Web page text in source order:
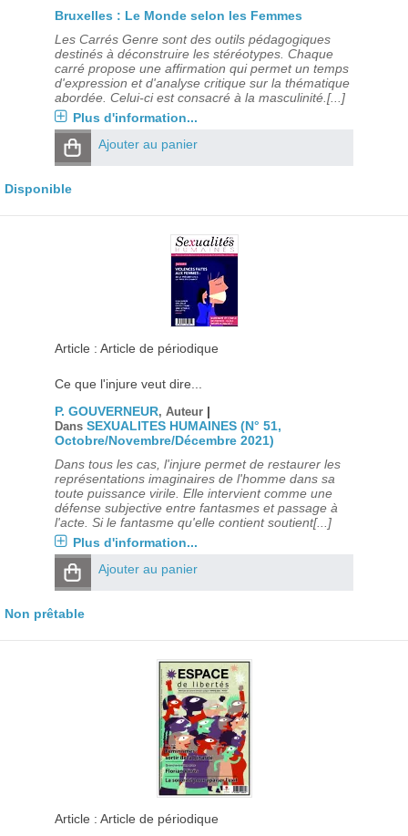
Bruxelles : Le Monde selon les Femmes
Les Carrés Genre sont des outils pédagogiques
destinés à déconstruire les stéréotypes. Chaque
carré propose une affirmation qui permet un temps
d'expression et d'analyse critique sur la thématique
abordée. Celui-ci est consacré à la masculinité.[...]
Plus d'information...
Ajouter au panier
Disponible
Article : Article de périodique
Ce que l'injure veut dire...
P. GOUVERNEUR, Auteur |
Dans SEXUALITES HUMAINES (N° 51,
Octobre/Novembre/Décembre 2021)
Dans tous les cas, l'injure permet de restaurer les
représentations imaginaires de l'homme dans sa
toute puissance virile. Elle intervient comme une
défense subjective entre fantasmes et passage à
l'acte. Si le fantasme qu'elle contient soutient[...]
Plus d'information...
Ajouter au panier
Non prêtable
Article : Article de périodique